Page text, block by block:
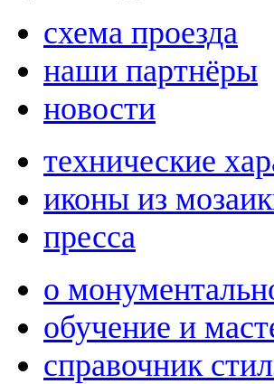
схема проезда
наши партнёры
новости
технические
иконы из
пресса
о
обучение и
справочник